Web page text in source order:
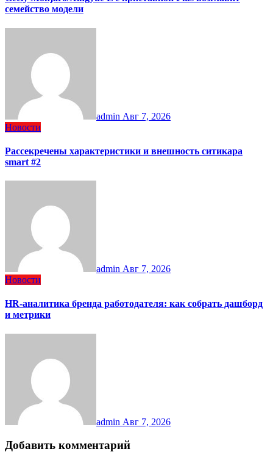
семейство модели
admin Авг 7, 2026
Новости
Рассекречены характеристики и внешность ситикара
smart #2
admin Авг 7, 2026
Новости
HR-аналитика бренда работодателя: как собрать дашборд
и метрики
admin Авг 7, 2026
Добавить комментарий